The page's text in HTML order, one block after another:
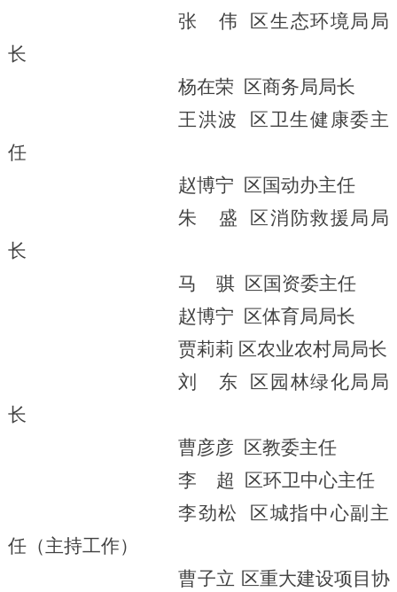
张
伟
区生态环境局局
长
杨在荣
区商务局局长
王洪波
区卫生健康委主
任
赵博宁
区国动办主任
朱
盛 区消防救援局 局
长
马
骐 区国资委主任
赵博宁
区体育局局长
贾莉莉 区农业农村局局长
刘
东
区园林绿化局局
长
曹彦彦 区教委主任
李
超 区环卫中心主任
李劲松 区城指中心副主
任（主持工作）
曹子立 区重大建设项目协